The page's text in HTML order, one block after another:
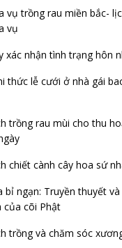
vụ trồng rau miền bắc-
vụ
xác nhận tình trạng hôn
thức lễ cưới ở nhà gái
trồng rau mùi cho thu
chiết cành cây hoa sứ
bỉ ngạn: Truyền thuyết
của cõi Phật
trồng và chăm sóc